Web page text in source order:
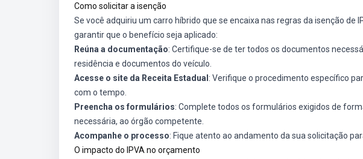
Como solicitar a isenção
Se você adquiriu um carro híbrido que se encaixa nas regras da isenção de
garantir que o benefício seja aplicado:
Reúna a documentação: Certifique-se de ter todos os documentos
residência e documentos do veículo.
Acesse o site da Receita Estadual : Verifique o procedimento específico
com o tempo.
Preencha os formulários: Complete todos os formulários exigidos de
necessária, ao órgão competente.
Acompanhe o processo: Fique atento ao andamento da sua solicitação
O impacto do IPVA no orçamento